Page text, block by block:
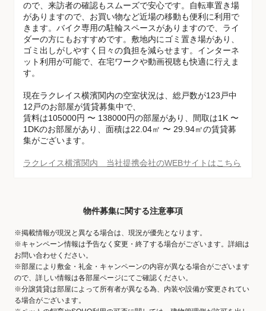
ので、来訪者の確認もスムーズで安心です。自転車置き場
がありますので、お買い物など近場の移動も便利に利用で
きます。バイク専用の駐輪スペースがありますので、ライ
ダーの方にもおすすめです。敷地内にゴミ置き場があり、
ゴミ出しがしやすく日々の負担を減らせます。インターネ
ット利用が可能で、在宅ワークや動画視聴も快適に行えま
す。
現在ラクレイス横濱関内の空室状況は、総戸数が123戸中
12戸のお部屋が賃貸募集中で、
賃料は105000円 〜 138000円の部屋があり、間取は1K 〜
1DKのお部屋があり、面積は22.04㎡ 〜 29.94㎡の賃貸募
集がございます。
ラクレイス横濱関内 当社提携会社のWEBサイトはこちら
物件募集に関する注意事項
※掲載情報が現況と異なる場合は、現況が優先となります。
※キャンペーン情報は予告なく変更・終了する場合がございます。詳細は
お問い合わせください。
※部屋により敷金・礼金・キャンペーンの内容が異なる場合がございます
ので、詳しい情報は各部屋ページにてご確認ください。
※分譲賃貸は部屋によって所有者が異なる為、内装や設備が変更されてい
る場合がございます。